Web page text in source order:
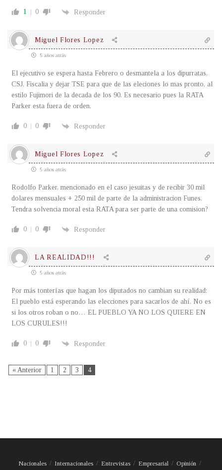
1 0 Responder
Miguel Flores Lopez
5 años atrás
El ejecutivo se espera hasta Febrero o desmantela a los dipurratas,
CSJ, Fiscalia y dejar TSE para que de las eleciones lo mas pronto, al
estilo Fujimori de la decada de los 90. Es necesario pues la RATA
Parker esta fuera de orden.
0 0 Responder
Miguel Flores Lopez
5 años atrás
Rodolfo Parker, mencionado en el caso jesuitas y de recibir 30 mil
dolares mensuales + 250 mil de parte de la administracion Funes.
Tendra solvencia moral esta RATA para ser parte de una comision?
0 0 Responder
LA REALIDAD!!!
5 años atrás
Por más tonterías que hagan los diputados no cambian su realidad:
El pueblo está esperando las elecciones para sacarlos de ahí. No es
si los otros roban o no… EL PUEBLO YA NO LOS QUIERE EN
LOS CURULES!!!
0 0 Responder
« Anterior 1 2 3 4
Nacionales Internacionales Entrevistas Empresarial Opinión